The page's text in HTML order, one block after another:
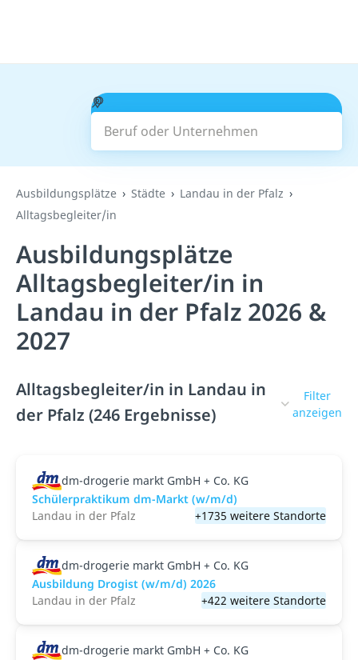
Beruf oder Unternehmen
Suchen
Ausbildungsplätze Städte
Landau in der Pfalz
Alltagsbegleiter/in
Ausbildungsplätze
Alltagsbegleiter/in in
Landau in der Pfalz 2026 &
2027
Alltagsbegleiter/in in Landau in
der Pfalz (246 Ergebnisse)
Filter
anzeigen
dm-drogerie markt GmbH + Co. KG
Schülerpraktikum dm-Markt (w/m/d)
Landau in der Pfalz
+1735 weitere Standorte
dm-drogerie markt GmbH + Co. KG
Ausbildung Drogist (w/m/d) 2026
Landau in der Pfalz
+422 weitere Standorte
dm-drogerie markt GmbH + Co. KG